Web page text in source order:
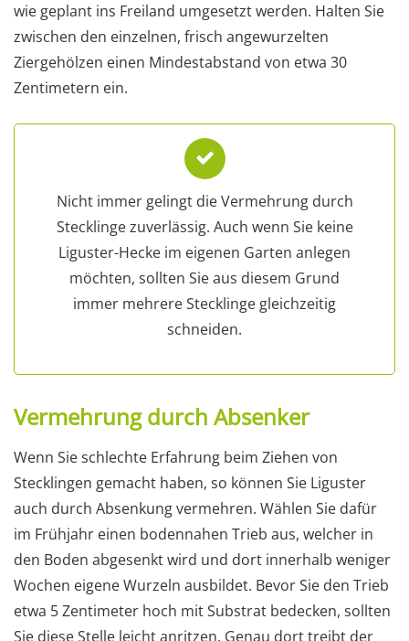
wie geplant ins Freiland umgesetzt werden. Halten Sie
zwischen den einzelnen, frisch angewurzelten
Ziergehölzen einen Mindestabstand von etwa 30
Zentimetern ein.
Nicht immer gelingt die Vermehrung durch
Stecklinge zuverlässig. Auch wenn Sie keine
Liguster-Hecke im eigenen Garten anlegen
möchten, sollten Sie aus diesem Grund
immer mehrere Stecklinge gleichzeitig
schneiden.
Vermehrung durch Absenker
Wenn Sie schlechte Erfahrung beim Ziehen von
Stecklingen gemacht haben, so können Sie Liguster
auch durch Absenkung vermehren. Wählen Sie dafür
im Frühjahr einen bodennahen Trieb aus, welcher in
den Boden abgesenkt wird und dort innerhalb weniger
Wochen eigene Wurzeln ausbildet. Bevor Sie den Trieb
etwa 5 Zentimeter hoch mit Substrat bedecken, sollten
Sie diese Stelle leicht anritzen. Genau dort treibt der